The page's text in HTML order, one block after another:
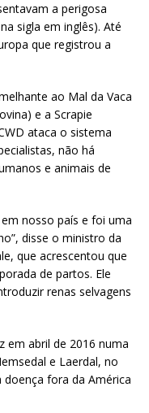
a perigosa
sigla em inglês). Até
que registrou a
ao Mal da Vaca
e a Scrapie
ataca o sistema
não há
e animais de
nosso país e foi uma
disse o ministro da
que acrescentou que
de partos. Ele
renas selvagens
em abril de 2016 numa
e Laerdal, no
fora da América